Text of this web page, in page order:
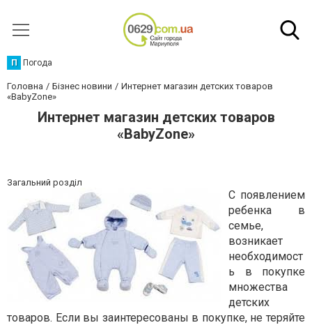
П Погода
Головна Бізнес новини
Интернет магазин детских товаров
«BabyZone»
Интернет магазин детских товаров
«BabyZone»
Загальний розділ
С появлением
ребенка в
семье,
возникает
необходимост
ь в покупке
множества
детских
товаров. Если вы заинтересованы в покупке, не теряйте